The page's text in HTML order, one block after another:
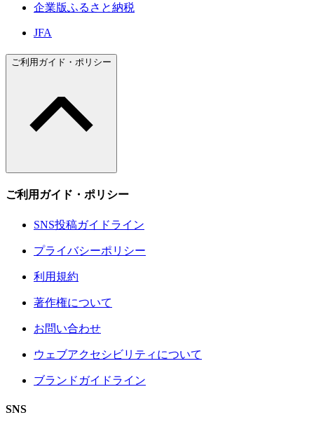
企業版ふるさと納税
JFA
ご利用ガイド・ポリシー
ご利用ガイド・ポリシー
SNS投稿ガイドライン
プライバシーポリシー
利用規約
著作権について
お問い合わせ
ウェブアクセシビリティについて
ブランドガイドライン
SNS